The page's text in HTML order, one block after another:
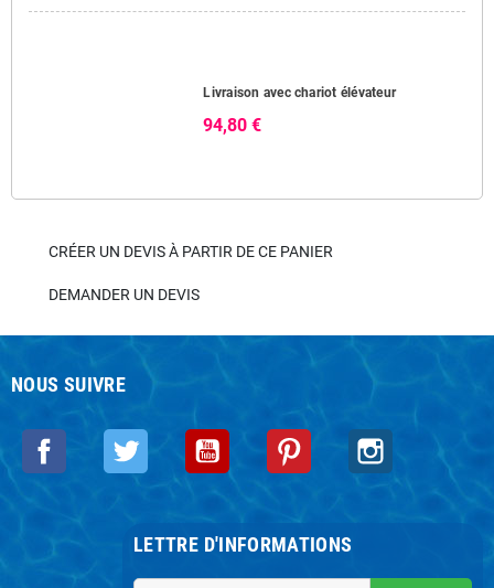
Livraison avec chariot élévateur
94,80 €
CRÉER UN DEVIS À PARTIR DE CE PANIER
DEMANDER UN DEVIS
NOUS SUIVRE
Facebook Twitter YouTube Pinterest
LETTRE D'INFORMATIONS